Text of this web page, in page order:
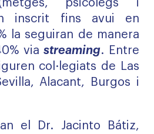
psicòlegs i
inscrit fins avui en
la seguiran de manera
viastreaming. Entre
col·legiats de Las
Alacant, Burgos i
el Dr. Jacinto Bátiz,